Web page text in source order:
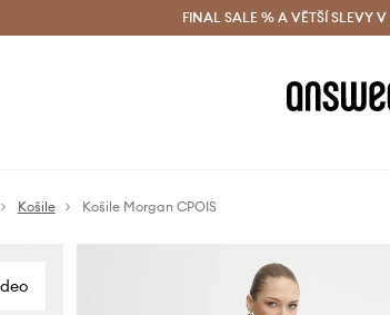
Doručení a vrácení zdarma (od 1800 Kč)FINAL SALE % A VĚTŠÍ SLEVY
Košile Košile Morgan CPOIS